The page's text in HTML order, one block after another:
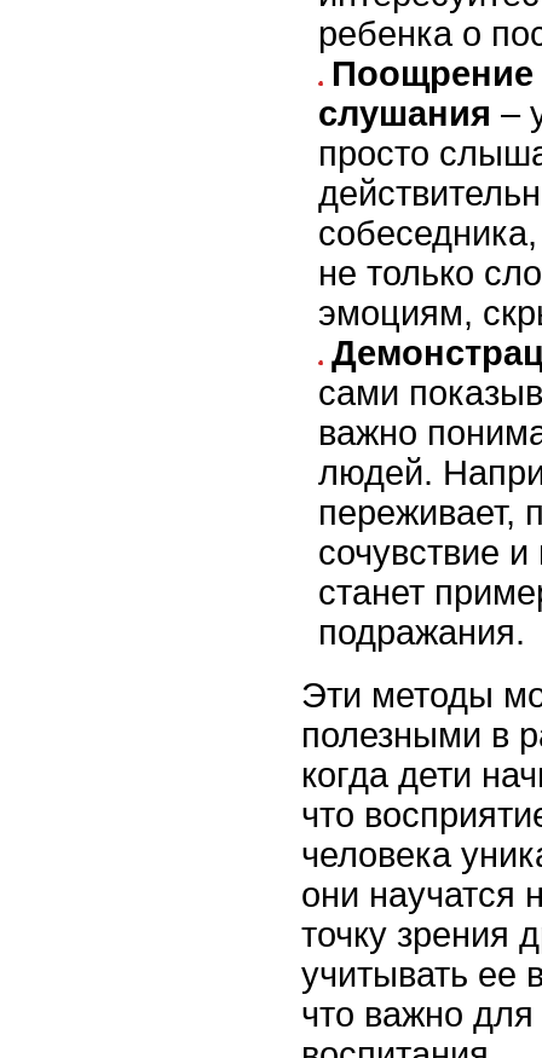
ребенка о
Поощрение
слушания –
просто
не только
эмоциям,
сами
важно
людей.
переживает,
сочувствие
станет
подражания.
Эти методы
полезными в
когда дети
что
человека
они научатся
точку зрения
учитывать ее
что важно для